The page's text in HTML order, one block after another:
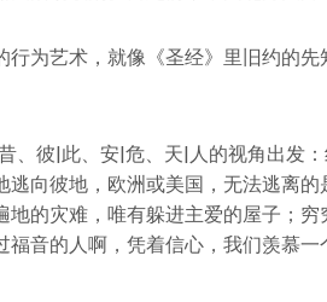
为艺术，就像《圣经》里旧约的先
、彼|此、安|危、天|人的视角出发
逃向彼地，欧洲或美国，无法逃离
地的灾难，唯有躲进主爱的屋子；
音的人啊，凭着信心，我们羡慕一